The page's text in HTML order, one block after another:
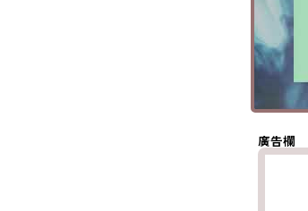
分享至
Facebook
分享至 X
(Twitter)
分享至
Whatsapp
複製鏈結
廣告欄